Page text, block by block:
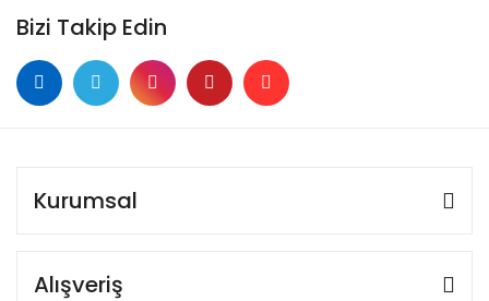
Bizi Takip Edin
Kurumsal
Alışveriş